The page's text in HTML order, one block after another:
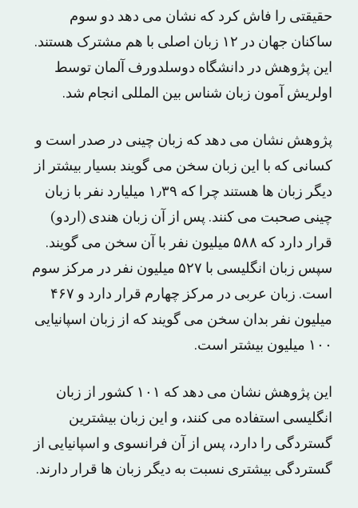
حقیقتی را فاش کرد که نشان می دهد دو سوم
ساکنان جهان در ۱۲ زبان اصلی با هم مشترک هستند.
این پژوهش در دانشگاه دوسلدورف آلمان توسط
اولریش آمون زبان شناس بین المللی انجام شد.
پژوهش نشان می دهد که زبان چینی در صدر است و
کسانی که با این زبان سخن می گویند بسیار بیشتر از
دیگر زبان ها هستند چرا که ۱٫۳۹ میلیارد نفر با زبان
چینی صحبت می کنند. پس از آن زبان هندی (اردو)
قرار دارد که ۵۸۸ میلیون نفر با آن سخن می گویند.
سپس زبان انگلیسی با ۵۲۷ میلیون نفر در مرکز سوم
است. زبان عربی در مرکز چهارم قرار دارد و ۴۶۷
میلیون نفر بدان سخن می گویند که از زبان اسپانیایی
۱۰۰ میلیون بیشتر است.
این پژوهش نشان می دهد که ۱۰۱ کشور از زبان
انگلیسی استفاده می کنند، و این زبان بیشترین
گستردگی را دارد، پس از آن فرانسوی و اسپانیایی از
گستردگی بیشتری نسبت به دیگر زبان ها قرار دارند.